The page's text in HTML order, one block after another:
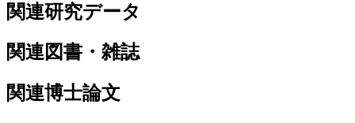
関連研究データ
関連図書・雑誌
関連博士論文